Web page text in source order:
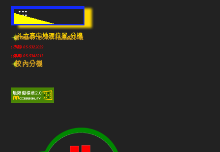
:::
斗六高中地理位置-分機
雲林縣斗六市640010民生路224號
(市話) 05-5322039
(傳真) 05-5348213
校內分機